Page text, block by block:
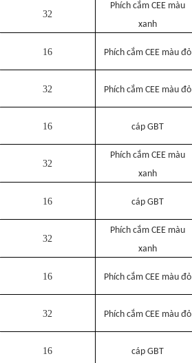
32
Phích cắm CEE màu
xanh
16 Phích cắm CEE màu đỏ
32 Phích cắm CEE màu đỏ
16 cáp GBT
32
Phích cắm CEE màu
xanh
16 cáp GBT
32
Phích cắm CEE màu
xanh
16 Phích cắm CEE màu đỏ
32 Phích cắm CEE màu đỏ
16 cáp GBT